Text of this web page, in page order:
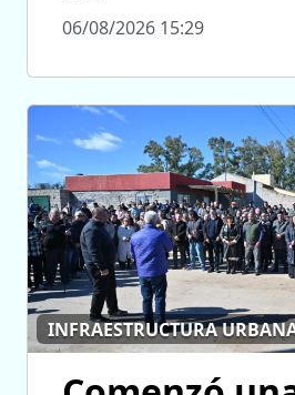
06/08/2026 15:29
INFRAESTRUCTURA